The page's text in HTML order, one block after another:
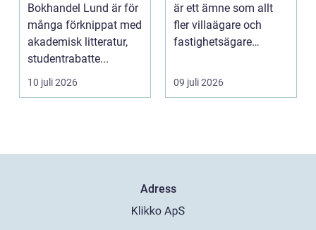
Bokhandel Lund är för
många förknippat med
akademisk litteratur,
studentrabatte...
10 juli 2026
är ett ämne som allt
fler villaägare och
fastighetsägare
09 juli 2026
Adress